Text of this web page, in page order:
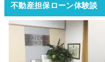
不動産担保ローン体験談